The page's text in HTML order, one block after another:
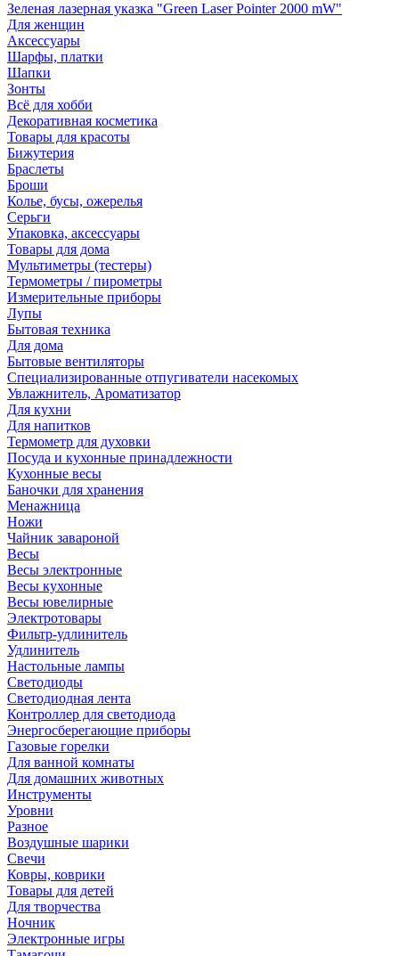
Зеленая лазерная указка "Green Laser Pointer 2000 mW"
Для женщин
Аксессуары
Шарфы, платки
Шапки
Зонты
Всё для хобби
Декоративная косметика
Товары для красоты
Бижутерия
Браслеты
Броши
Колье, бусы, ожерелья
Серьги
Упаковка, аксессуары
Товары для дома
Мультиметры (тестеры)
Термометры / пирометры
Измерительные приборы
Лупы
Бытовая техника
Для дома
Бытовые вентиляторы
Специализированные отпугиватели насекомых
Увлажнитель, Ароматизатор
Для кухни
Для напитков
Термометр для духовки
Посуда и кухонные принадлежности
Кухонные весы
Баночки для хранения
Менажница
Ножи
Чайник завароной
Весы
Весы электронные
Весы кухонные
Весы ювелирные
Электротовары
Фильтр-удлинитель
Удлинитель
Настольные лампы
Светодиоды
Светодиодная лента
Контроллер для светодиода
Энергосберегающие приборы
Газовые горелки
Для ванной комнаты
Для домашних животных
Инструменты
Уровни
Разное
Воздушные шарики
Свечи
Ковры, коврики
Товары для детей
Для творчества
Ночник
Электронные игры